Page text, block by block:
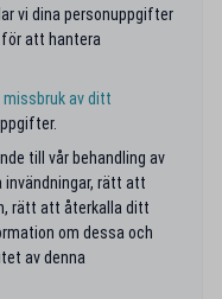
vi dina personuppgifter
att hantera
av ditt
till vår behandling av
rätt att
rätt att återkalla ditt
om dessa och
av denna